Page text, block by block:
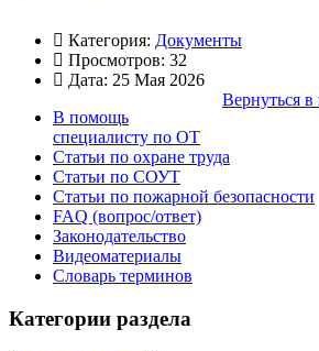
Категория: Документы
Просмотров: 32
Дата: 25 Мая 2026
Вернуться в
В помощь
специалисту по ОТ
Статьи по охране труда
Статьи по СОУТ
Статьи по пожарной безопасности
FAQ (вопрос/ответ)
Законодательство
Видеоматериалы
Словарь терминов
Категории раздела